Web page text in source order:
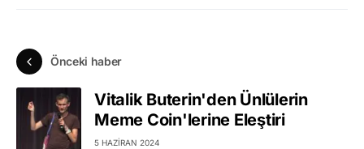
Önceki haber
Vitalik Buterin'den Ünlülerin
Meme Coin'lerine Eleştiri
5 HAZIRAN 2024